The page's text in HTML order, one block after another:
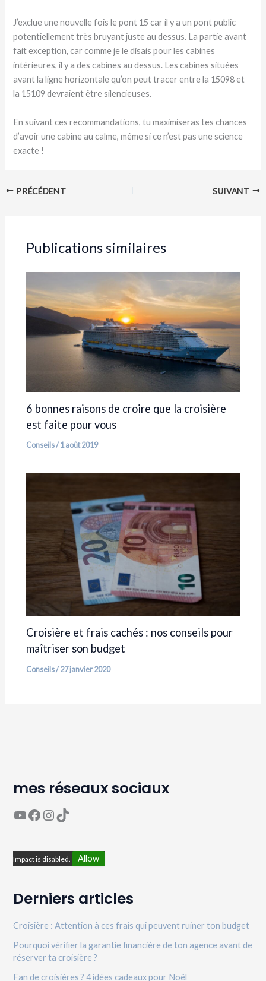
J’exclue une nouvelle fois le pont 15 car il y a un pont public
potentiellement très bruyant juste au dessus. La partie avant
fait exception, car comme je le disais pour les cabines
intérieures, il y a des cabines au dessus. Les cabines situées
avant la ligne horizontale qu’on peut tracer entre la 15098 et
la 15109 devraient être silencieuses.
En suivant ces recommandations, tu maximiseras tes chances
d’avoir une cabine au calme, même si ce n’est pas une science
exacte !
PRÉCÉDENT SUIVANT
Publications similaires
6 bonnes raisons de croire que la croisière
est faite pour vous
Conseils/1 août 2019
Croisière et frais cachés : nos conseils pour
maîtriser son budget
Conseils/27 janvier 2020
mes réseaux sociaux
YouTube Page Facebook Avaguea Compte Instagram Avaguea Compte TikTok Avaguea
Impact is disabled. Allow
Derniers articles
Croisière : Attention à ces frais qui peuvent ruiner ton budget
Pourquoi vérifier la garantie financière de ton agence avant de
réserver ta croisière ?
Fan de croisières ? 4 idées cadeaux pour Noël